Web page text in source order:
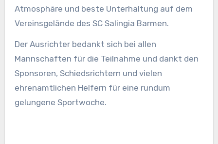
Atmosphäre und beste Unterhaltung auf dem
Vereinsgelände des SC Salingia Barmen.
Der Ausrichter bedankt sich bei allen
Mannschaften für die Teilnahme und dankt den
Sponsoren, Schiedsrichtern und vielen
ehrenamtlichen Helfern für eine rundum
gelungene Sportwoche.